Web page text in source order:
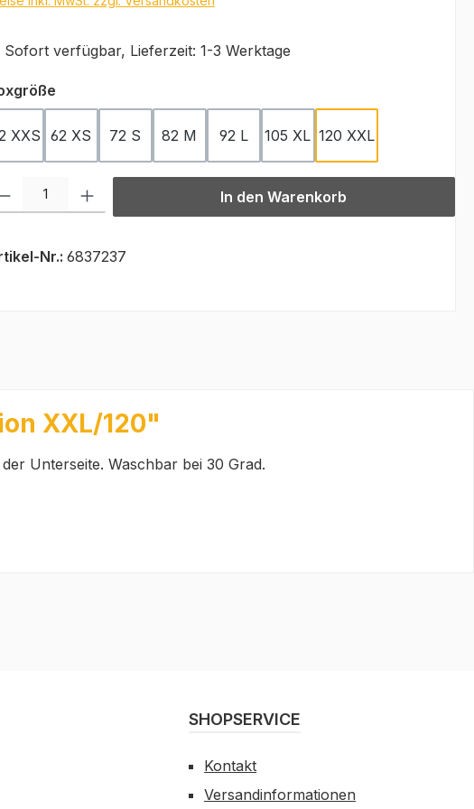
Sofort verfügbar, Lieferzeit: 1-3 Werktage
auswählen
XXS 62 XS 72 S 82 M 92 L 105 XL 120 XXL
Anzahl: Gib den gewünschten Wert ein oder benutze die Schaltflächen
In den Warenkorb
Nr.: 6837237
XXL/120"
Unterseite. Waschbar bei 30 Grad.
SHOPSERVICE
Kontakt
Versandinformationen